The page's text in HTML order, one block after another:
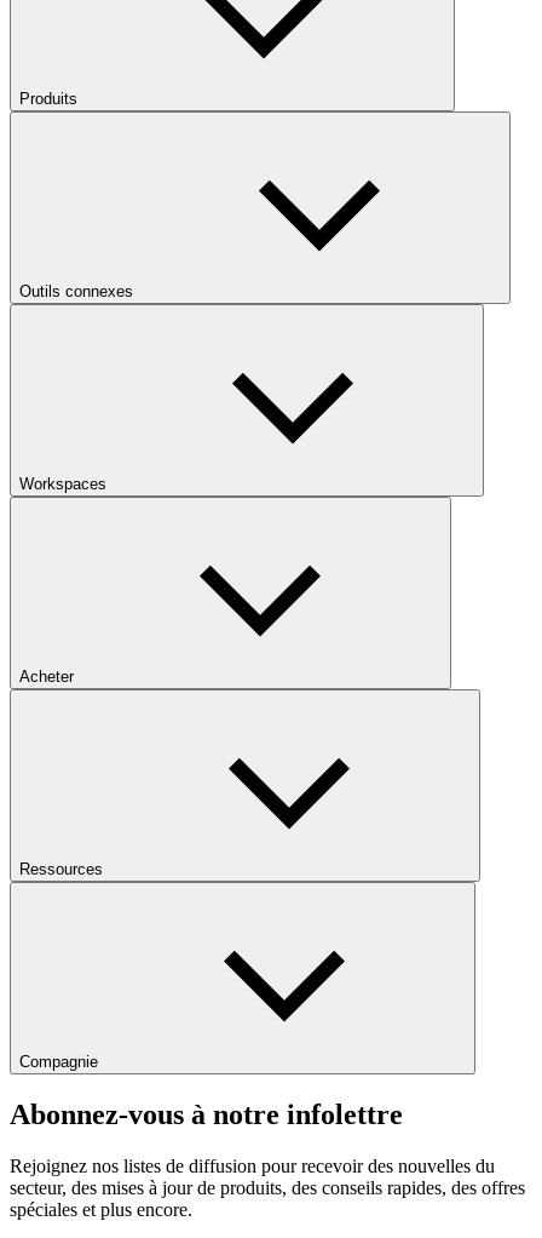
Produits
Outils connexes
Workspaces
Acheter
Ressources
Compagnie
Abonnez-vous à notre infolettre
Rejoignez nos listes de diffusion pour recevoir des nouvelles du
secteur, des mises à jour de produits, des conseils rapides, des offres
spéciales et plus encore.